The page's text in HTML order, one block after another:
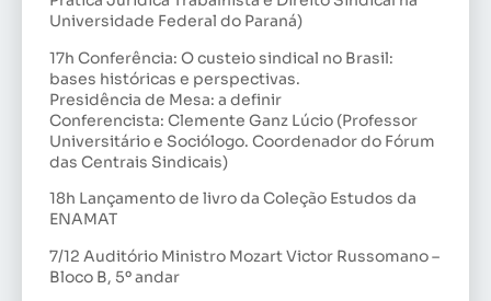
Universidade Federal do Paraná)
17h Conferência: O custeio sindical no Brasil:
bases históricas e perspectivas.
Presidência de Mesa: a definir
Conferencista: Clemente Ganz Lúcio (Professor
Universitário e Sociólogo. Coordenador do Fórum
das Centrais Sindicais)
18h Lançamento de livro da Coleção Estudos da
ENAMAT
7/12 Auditório Ministro Mozart Victor Russomano –
Bloco B, 5º andar